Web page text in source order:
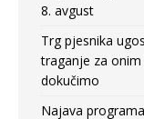
8. avgust
Trg pjesnika
traganje za
dokučimo
Najava